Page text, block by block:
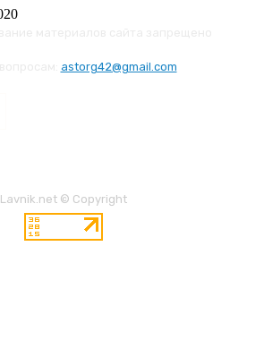
astorg42@gmail.com
Lavnik.net © Copyright